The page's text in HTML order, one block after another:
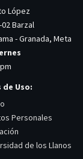
López
02 Barzal
- Granada, Meta
Uso:
Personales
de los Llanos